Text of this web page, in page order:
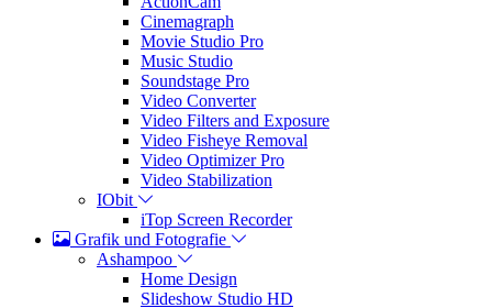
Cinemagraph
Movie Studio Pro
Music Studio
Soundstage Pro
Video Converter
Video Filters and Exposure
Video Fisheye Removal
Video Optimizer Pro
Video Stabilization
IObit
iTop Screen Recorder
Grafik und Fotografie
Ashampoo
Home Design
Slideshow Studio HD